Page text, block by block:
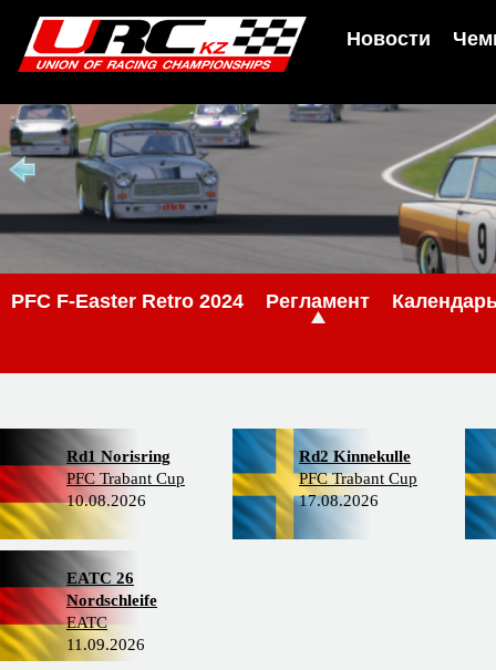
Новости
PFС F-Easter Retro 2024 Регламент
Rd1 Norisring
PFC Trabant Cup
10.08.2026
Rd2 Kinnekulle
PFC Trabant Cup
17.08.2026
EATC 26
Nordschleife
EATC
11.09.2026